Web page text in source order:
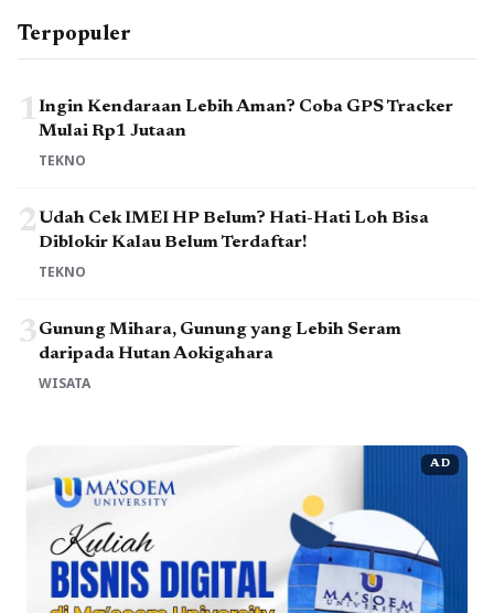
Terpopuler
1Ingin Kendaraan Lebih Aman? Coba GPS Tracker
Mulai Rp1 Jutaan
TEKNO
2Udah Cek IMEI HP Belum? Hati-Hati Loh Bisa
Diblokir Kalau Belum Terdaftar!
TEKNO
3Gunung Mihara, Gunung yang Lebih Seram
daripada Hutan Aokigahara
WISATA
AD